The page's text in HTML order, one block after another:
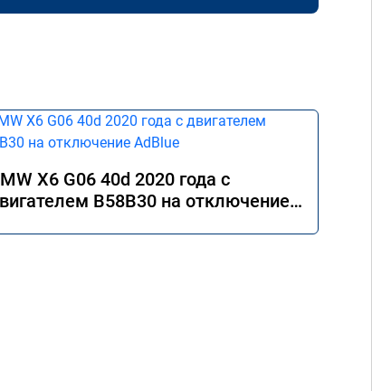
X6 G06 40d 2020 года с
B58B30 на отключение